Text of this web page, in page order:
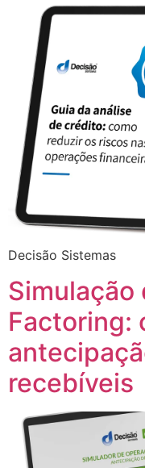
Decisão Sistemas
Simulação
Factoring:
recebíveis